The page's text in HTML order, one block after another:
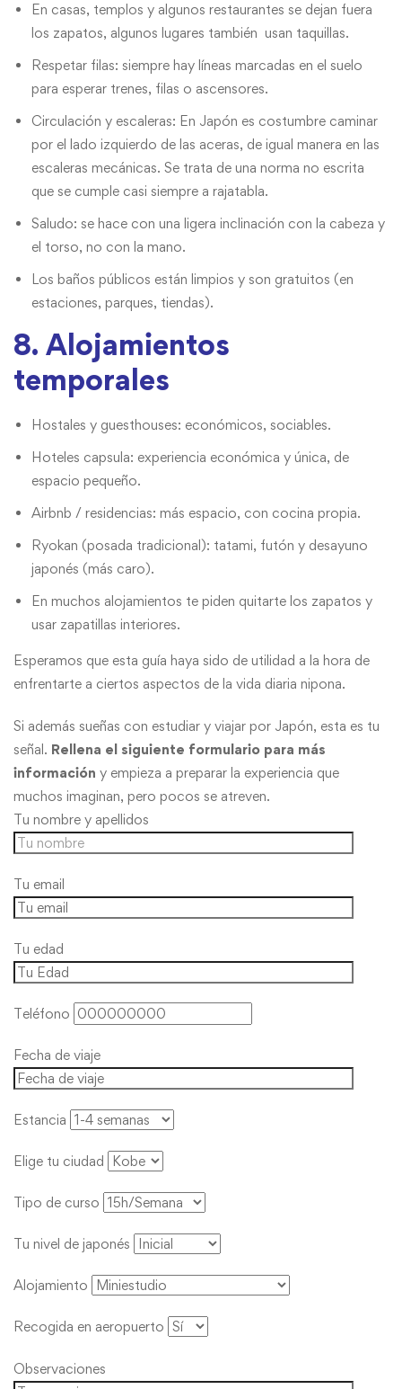
En casas, templos y algunos restaurantes se dejan fuera
los zapatos, algunos lugares también usan taquillas.
Respetar filas: siempre hay líneas marcadas en el suelo
para esperar trenes, filas o ascensores.
Circulación y escaleras: En Japón es costumbre caminar
por el lado izquierdo de las aceras, de igual manera en las
escaleras mecánicas. Se trata de una norma no escrita
que se cumple casi siempre a rajatabla.
Saludo: se hace con una ligera inclinación con la cabeza y
el torso, no con la mano.
Los baños públicos están limpios y son gratuitos (en
estaciones, parques, tiendas).
8. Alojamientos
temporales
Hostales y guesthouses: económicos, sociables.
Hoteles capsula: experiencia económica y única, de
espacio pequeño.
Airbnb / residencias: más espacio, con cocina propia.
Ryokan (posada tradicional): tatami, futón y desayuno
japonés (más caro).
En muchos alojamientos te piden quitarte los zapatos y
usar zapatillas interiores.
Esperamos que esta guía haya sido de utilidad a la hora de
enfrentarte a ciertos aspectos de la vida diaria nipona.
Si además sueñas con estudiar y viajar por Japón, esta es tu
señal. Rellena el siguiente formulario para más
información y empieza a preparar la experiencia que
muchos imaginan, pero pocos se atreven.
Tu nombre y apellidos
Tu email
Tu edad
Teléfono
Fecha de viaje
Estancia
Elige tu ciudad
Tipo de curso
Tu nivel de japonés
Alojamiento
Recogida en aeropuerto
Observaciones